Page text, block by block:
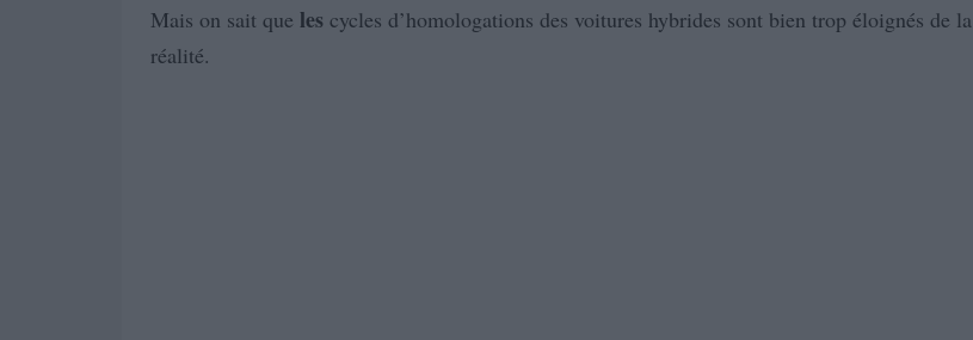
Mais on sait que les cycles d’homologations des voitures hybrides sont bien trop éloignés de la
réalité.